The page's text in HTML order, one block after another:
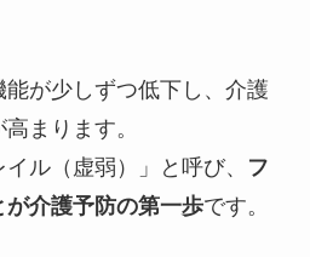
が少しずつ低下し、介護
まります。
ル（虚弱）」と呼び、
フ
介護予防の第一歩です。